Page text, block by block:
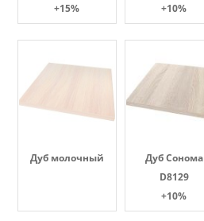
+15%
+10%
Дуб молочный
Дуб Сонома
D8129
+10%